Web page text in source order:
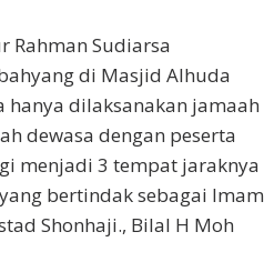
Rahman Sudiarsa
di Masjid Alhuda
hanya dilaksanakan jamaah
dewasa dengan peserta
menjadi 3 tempat jaraknya
bertindak sebagai Imam
Shonhaji., Bilal H Moh